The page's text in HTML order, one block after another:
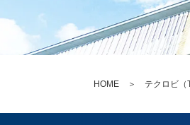
HOME ＞ テクロビ（